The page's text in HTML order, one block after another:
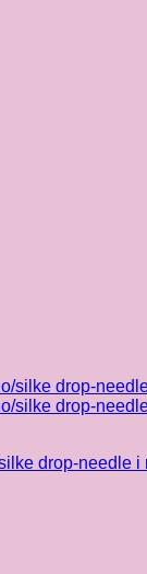
drop-needle i